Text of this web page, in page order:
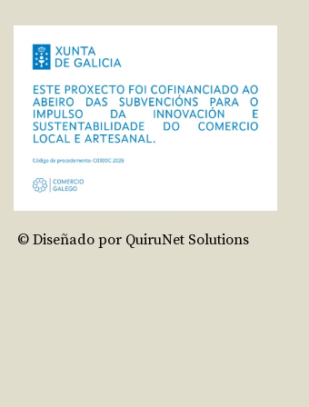
© Diseñado por QuiruNet Solutions